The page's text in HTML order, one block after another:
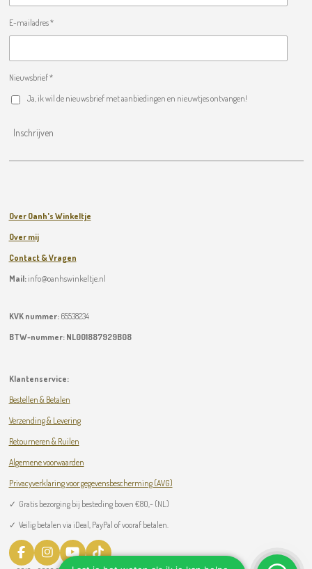
E-mailadres *
Nieuwsbrief *
Ja, ik wil de nieuwsbrief met aanbiedingen en nieuwtjes ontvangen!
Inschrijven
Over Oanh's Winkeltje
Over mij
Contact & Vragen
Mail:info@oanhswinkeltje.nl
KVK nummer: 65538234
BTW-nummer: NL001887929B08
Klantenservice:
Bestellen & Betalen
Verzending & Levering
Retourneren & Ruilen
Algemene voorwaarden
Privacyverklaring voor gegevensbescherming (AVG)
✓ Gratis bezorging bij besteding boven €80,- (NL)
✓ Veilig betalen via iDeal, PayPal of vooraf betalen.
F
I
Y
T